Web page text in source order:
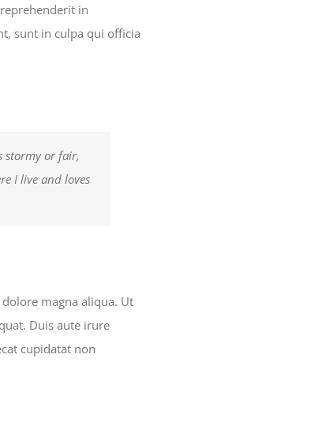
in
sunt in culpa qui officia
stormy or fair,
I live and loves
magna aliqua. Ut
Duis aute irure
cupidatat non